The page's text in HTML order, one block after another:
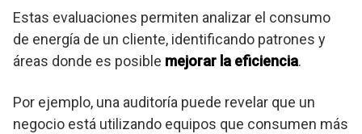
Estas evaluaciones permiten analizar el consumo
de energía de un cliente, identificando patrones y
áreas donde es posible mejorar la eficiencia.
Por ejemplo, una auditoría puede revelar que un
negocio está utilizando equipos que consumen más